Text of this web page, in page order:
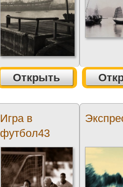
Открыть
Игра в
футбол43